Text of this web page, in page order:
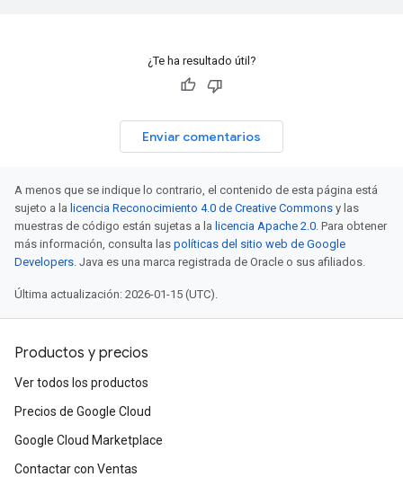
¿Te ha resultado útil?
Enviar comentarios
A menos que se indique lo contrario, el contenido de esta página está
sujeto a la licencia Reconocimiento 4.0 de Creative Commons y las
muestras de código están sujetas a la licencia Apache 2.0. Para obtener
más información, consulta las políticas del sitio web de Google
Developers. Java es una marca registrada de Oracle o sus afiliados.
Última actualización: 2026-01-15 (UTC).
Productos y precios
Ver todos los productos
Precios de Google Cloud
Google Cloud Marketplace
Contactar con Ventas